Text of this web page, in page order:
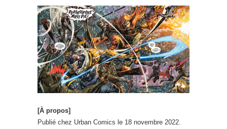
[À propos]
Publié chez Urban Comics le 18 novembre 2022.